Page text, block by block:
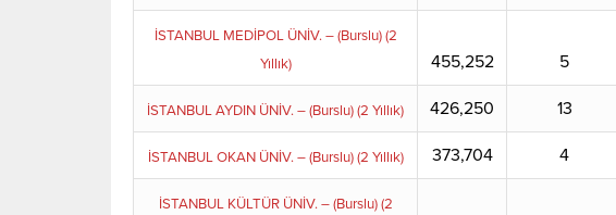
İSTANBUL MEDİPOL ÜNİV. – (Burslu) (2
Yıllık)
455,252 5
İSTANBUL AYDIN ÜNİV. – (Burslu) (2 Yıllık) 426,250 13
İSTANBUL OKAN ÜNİV. – (Burslu) (2 Yıllık) 373,704 4
İSTANBUL KÜLTÜR ÜNİV. – (Burslu) (2